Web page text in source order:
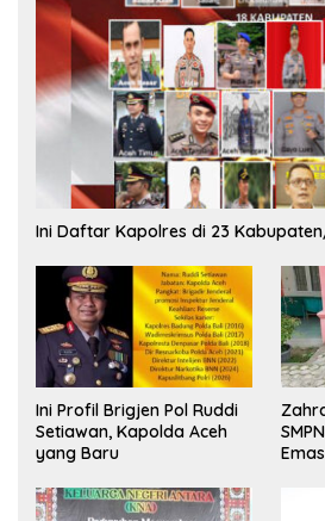
Ini Daftar Kapolres di 23
Ini Profil Brigjen Pol Ruddi
Setiawan, Kapolda Aceh
yang Baru